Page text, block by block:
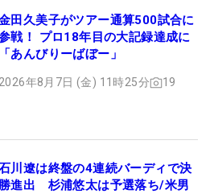
田久美子がツアー通算500試合に
戦！ プロ18年目の大記録達成に
「あんびりーばぼー」
2026年8月7日 (金) 11時25分 19
川遼は終盤の4連続バーディで決
勝進出 杉浦悠太は予選落ち/米男